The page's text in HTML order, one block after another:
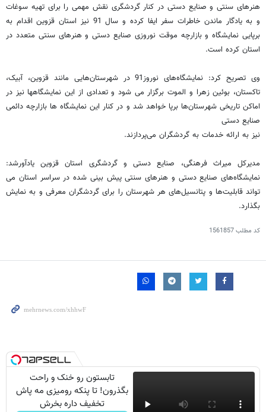
هنرهای سنتی و صنایع دستی در کنار گردشگری نقش مهمی را برای تهیه سوغات
و به یادگار ماندن خاطرات سفر ایفا کرده و سال 91 نیز استان قزوین اقدام به
برپایی نمایشگاه و بازارچه موقت نوروزی صنایع دستی و هنرهای سنتی متعدد در
استان کرده است.
وی تصریح کرد: نمایشگاه‌های نوروز91 در شهرستان‌هایی مانند قزوین، آبیک،
تاکستان، بوئین زهرا و الموت برگزار می شود و تعدادی از این نمایشگاهها نیز در
اماکن تاریخی شهرستان‌ها برپا خواهد شد و در کنار این نمایشگاه ها بازارچه دائمی
صنایع دستی
نیز به ارائه خدمات به گردشگران می‌پردازند.
مدیرکل میراث فرهنگی، صنایع دستی و گردشگری استان قزوین یادآورشد:
نمایشگاه‌های صنایع دستی و هنرهای سنتی پیش بینی شده در سراسر استان می
تواند قابلیت‌ها و پتانسیل‌های هر شهرستان را برای گردشگران معرفی و به نمایش
بگذارد.
کد مطلب1561857
تابستون رو خنک و راحت
بگذرون! تا پنکه رومیزی مه پاش
تخفیف داره بخرش